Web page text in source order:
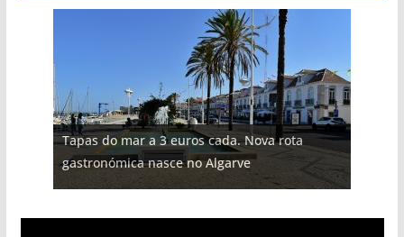
Tapas do mar a 3 euros cada. Nova rota
gastronómica nasce no Algarve